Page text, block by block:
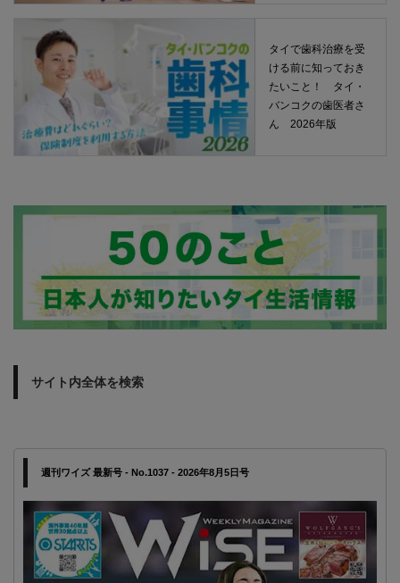
タイで歯科治療を受
ける前に知っておき
たいこと！ タイ・
バンコクの歯医者さ
ん 2026年版
サイト内全体を検索
週刊ワイズ 最新号 - No.1037 - 2026年8月5日号